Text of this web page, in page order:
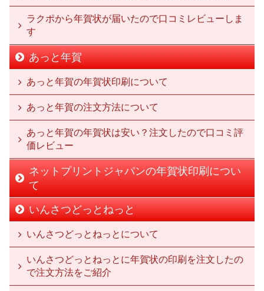
ラクポから年賀状が届いたので口コミレビューしま
す
あっと年賀
あっと年賀の年賀状印刷について
あっと年賀の注文方法について
あっと年賀の年賀状は安い？注文したので口コミ評
価レビュー
ネットプリントジャパンの年賀状印刷につい
て
いんさつどっとねっと
いんさつどっとねっとについて
いんさつどっとねっとに年賀状の印刷を注文したの
で注文方法をご紹介